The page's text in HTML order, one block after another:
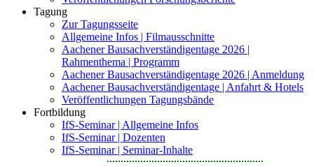
Tagung
Zur Tagungsseite
Allgemeine Infos | Filmausschnitte
Aachener Bausachverständigentage 2026 |
Rahmenthema | Programm
Aachener Bausachverständigentage 2026 | Anmeldung
Aachener Bausachverständigentage | Anfahrt & Hotels
Veröffentlichungen Tagungsbände
Fortbildung
IfS-Seminar | Allgemeine Infos
IfS-Seminar | Dozenten
IfS-Seminar | Seminar-Inhalte